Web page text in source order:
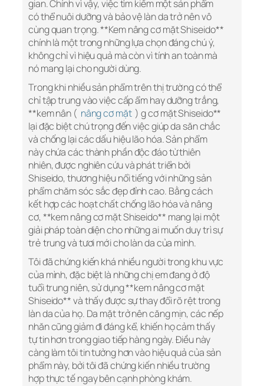
gian. Chính vì vậy, việc tìm kiếm một sản phẩm
có thể nuôi dưỡng và bảo vệ làn da trở nên vô
cùng quan trọng. **Kem nâng cơ mặt Shiseido**
chính là một trong những lựa chọn đáng chú ý,
không chỉ vì hiệu quả mà còn vì tính an toàn mà
nó mang lại cho người dùng.
Trong khi nhiều sản phẩm trên thị trường có thể
chỉ tập trung vào việc cấp ẩm hay dưỡng trắng,
**kem nân ( nâng cơ mặt) g cơ mặt Shiseido**
lại đặc biệt chú trọng đến việc giúp da săn chắc
và chống lại các dấu hiệu lão hóa. Sản phẩm
này chứa các thành phần độc đáo từ thiên
nhiên, được nghiên cứu và phát triển bởi
Shiseido, thương hiệu nổi tiếng với những sản
phẩm chăm sóc sắc đẹp đỉnh cao. Bằng cách
kết hợp các hoạt chất chống lão hóa và nâng
cơ, **kem nâng cơ mặt Shiseido** mang lại một
giải pháp toàn diện cho những ai muốn duy trì sự
trẻ trung và tươi mới cho làn da của mình.
Tôi đã chứng kiến khá nhiều người trong khu vực
của mình, đặc biệt là những chị em đang ở độ
tuổi trung niên, sử dụng **kem nâng cơ mặt
Shiseido** và thấy được sự thay đổi rõ rệt trong
làn da của họ. Da mặt trở nên căng mịn, các nếp
nhăn cũng giảm đi đáng kể, khiến họ cảm thấy
tự tin hơn trong giao tiếp hàng ngày. Điều này
càng làm tôi tin tưởng hơn vào hiệu quả của sản
phẩm này, bởi tôi đã chứng kiến nhiều trường
hợp thực tế ngay bên cạnh phòng khám.